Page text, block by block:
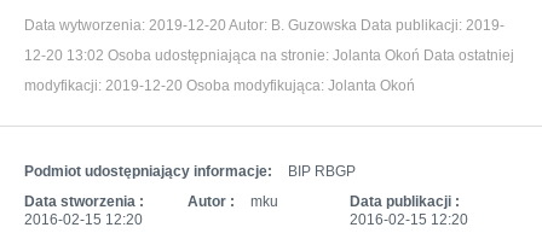
Data wytworzenia: 2019-12-20 Autor: B. Guzowska Data publikacji: 2019-
12-20 13:02 Osoba udostępniająca na stronie: Jolanta Okoń Data ostatniej
modyfikacji: 2019-12-20 Osoba modyfikująca: Jolanta Okoń
Podmiot udostępniający informacje:
BIP RBGP
Data stworzenia :
2016-02-15 12:20
Autor : mku
Data publikacji :
2016-02-15 12:20